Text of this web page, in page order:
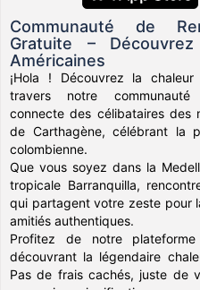
Communauté de
Gratuite –
Américaines
¡Hola ! Découvrez la
travers notre communauté
connecte des célibataires
de Carthagène, célébrant la
colombienne.
Que vous soyez dans la
tropicale Barranquilla,
qui partagent votre zeste pour
amitiés authentiques.
Profitez de notre
découvrant la légendaire
Pas de frais cachés, juste de